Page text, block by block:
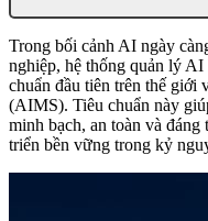
Trong bối cảnh AI ngày
nghiệp, hệ thống quản lý
chuẩn đầu tiên trên thế giới
(AIMS). Tiêu chuẩn này
minh bạch, an toàn và
triển bền vững trong kỷ